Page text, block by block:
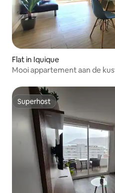
Flat in Iquique
Mooi appartement aan de
Superhost
Superhost